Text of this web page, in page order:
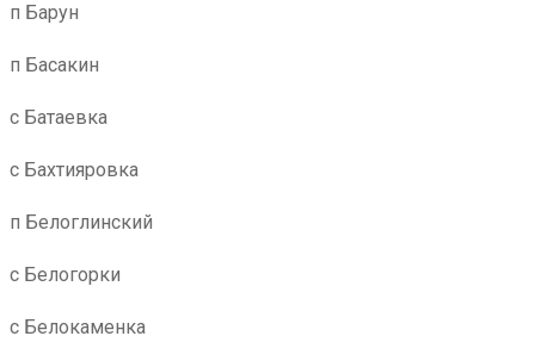
п Барун
п Басакин
с Батаевка
с Бахтияровка
п Белоглинский
с Белогорки
с Белокаменка